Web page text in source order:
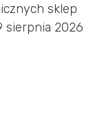
sklep
sierpnia 2026